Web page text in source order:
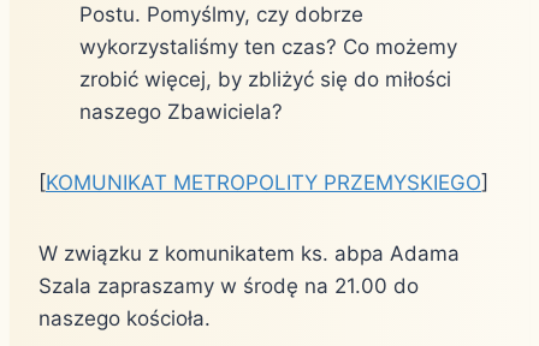
Postu. Pomyślmy, czy dobrze
wykorzystaliśmy ten czas? Co możemy
zrobić więcej, by zbliżyć się do miłości
naszego Zbawiciela?
[KOMUNIKAT METROPOLITY PRZEMYSKIEGO]
W związku z komunikatem ks. abpa Adama
Szala zapraszamy w środę na 21.00 do
naszego kościoła.